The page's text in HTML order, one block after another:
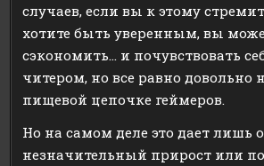
случаев, если вы к этому
хотите быть уверенным, вы
сэкономить… и почувствовать
читером, но все равно довольно
пищевой цепочке геймеров.
Но на самом деле это дает лишь
незначительный прирост или